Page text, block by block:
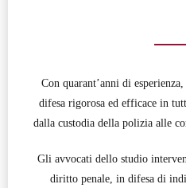
Con quarant’anni di
difesa rigorosa ed efficace in
dalla custodia della polizia alle
Gli avvocati dello studio
diritto penale, in difesa di